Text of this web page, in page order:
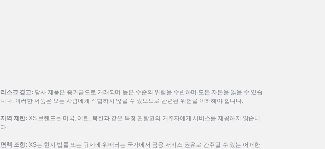
리스크 경고: 당사 제품은 증거금으로 거래되며 높은 수준의 위험을 수반하며 모든 자본을 잃을 수 있습
니다. 이러한 제품은 모든 사람에게 적합하지 않을 수 있으므로 관련된 위험을 이해해야 합니다.
지역 제한: XS 브랜드는 미국, 이란, 북한과 같은 특정 관할권의 거주자에게 서비스를 제공하지 않습니
다.
면책 조항: XS는 현지 법률 또는 규제에 위배되는 국가에서 금융 서비스 권유로 간주될 수 있는 어떠한